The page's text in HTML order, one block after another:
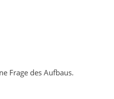
Frage des Aufbaus.